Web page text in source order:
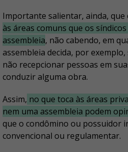
Importante salientar, ainda, que
às áreas comuns que os
assembleia, não cabendo, em
assembleia decida, por
não recepcionar pessoas em
conduzir alguma obra.
Assim, no que toca às áreas
nem uma assembleia podem
que o condômino ou possuidor
convencional ou regulamentar.